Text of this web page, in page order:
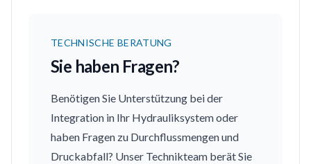
TECHNISCHE BERATUNG
Sie haben Fragen?
Benötigen Sie Unterstützung bei der
Integration in Ihr Hydrauliksystem oder
haben Fragen zu Durchflussmengen und
Druckabfall? Unser Technikteam berät Sie